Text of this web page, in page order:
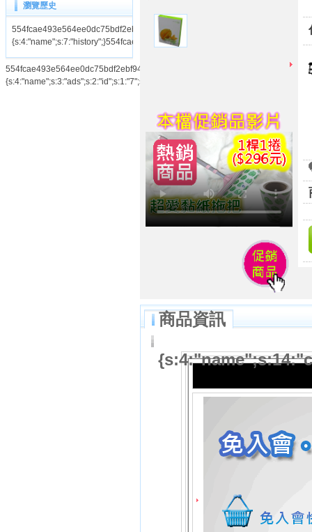
瀏覽歷史
554fcae493e564ee0dc75bdf2ebf94cahistory|a:1:
{s:4:"name";s:7:"history";}554fcae493e564ee0dc75bdf2ebf94ca
554fcae493e564ee0dc75bdf2ebf94caads|a:3:
商品資訊